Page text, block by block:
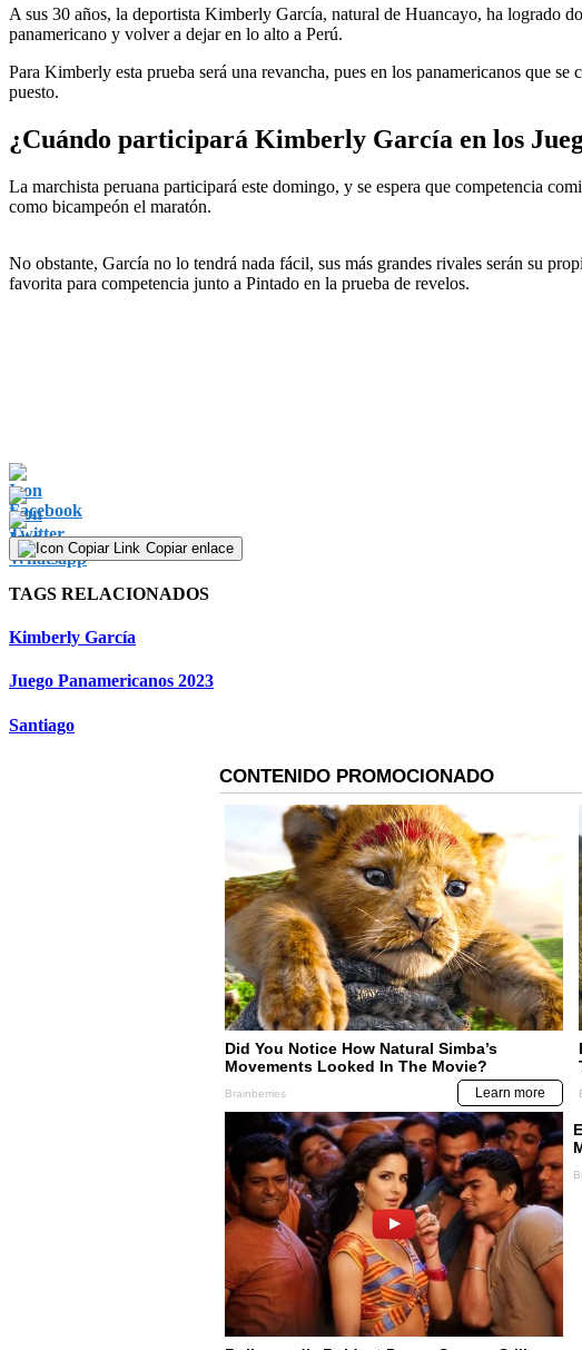
A sus 30 años, la deportista Kimberly García, natural de Huancayo, ha logrado
panamericano y volver a dejar en lo alto a Perú.
Para Kimberly esta prueba será una revancha, pues en los panamericanos que
puesto.
¿Cuándo participará Kimberly García en los
La marchista peruana participará este domingo, y se espera que competencia
como bicampeón el maratón.
No obstante, García no lo tendrá nada fácil, sus más grandes rivales serán su
favorita para competencia junto a Pintado en la prueba de revelos.
Copiar enlace
TAGS RELACIONADOS
Kimberly García
Juego Panamericanos 2023
Santiago